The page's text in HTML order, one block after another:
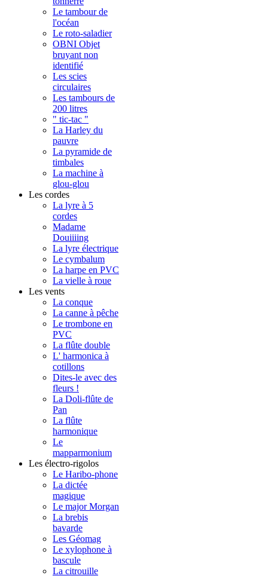
Le tambour de
l'océan
Le roto-saladier
OBNI Objet
bruyant non
identifié
Les scies
circulaires
Les tambours de
200 litres
" tic-tac "
La Harley du
pauvre
La pyramide de
timbales
La machine à
glou-glou
Les cordes
La lyre à 5
cordes
Madame
Douiiiing
La lyre électrique
Le cymbalum
La harpe en PVC
La vielle à roue
Les vents
La conque
La canne à pêche
Le trombone en
PVC
La flûte double
L' harmonica à
cotillons
Dites-le avec des
fleurs !
La Doli-flûte de
Pan
La flûte
harmonique
Le
mapparmonium
Les électro-rigolos
Le Haribo-phone
La dictée
magique
Le major Morgan
La brebis
bavarde
Les Géomag
Le xylophone à
bascule
La citrouille